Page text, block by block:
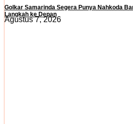
Golkar Samarinda Segera Punya Nahkoda
Langkah ke Depan
Agustus 7, 2026